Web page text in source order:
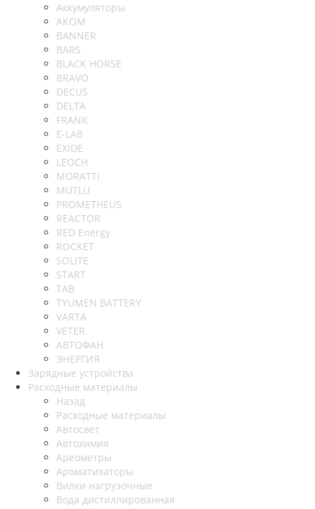
Аккумуляторы
AKOM
BANNER
BARS
BLACK HORSE
BRAVO
DECUS
DELTA
FRANK
E-LAB
EXIDE
LEOCH
MORATTI
MUTLU
PROMETHEUS
REACTOR
RED Energy
ROCKET
SOLITE
START
TAB
TYUMEN BATTERY
VARTA
VETER
АВТОФАН
ЭНЕРГИЯ
Зарядные устройства
Расходные материалы
Назад
Расходные материалы
Автосвет
Автохимия
Ареометры
Ароматизаторы
Вилки нагрузочные
Вода дистиллированная